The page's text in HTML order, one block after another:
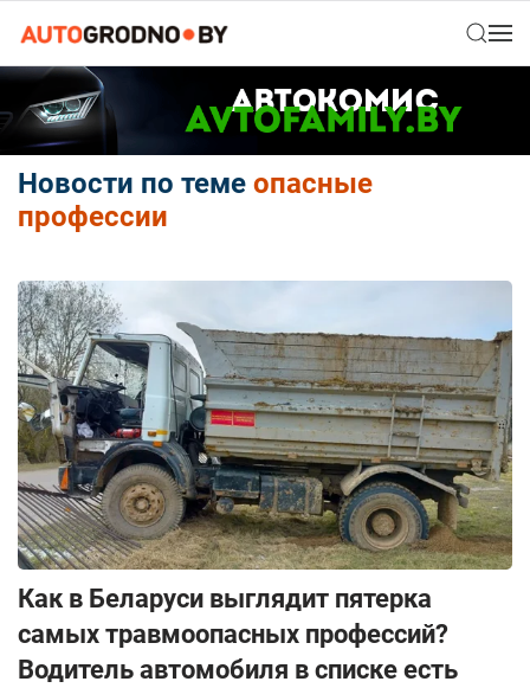
Новости по теме опасные
профессии
Как в Беларуси выглядит пятерка
самых травмоопасных профессий?
Водитель автомобиля в списке есть